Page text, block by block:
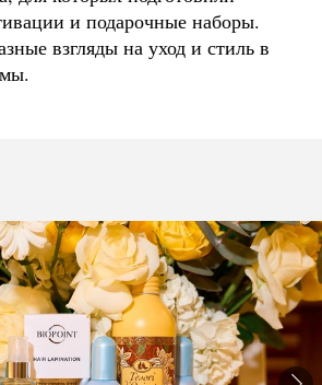
и подарочные наборы.
взгляды на уход и стиль в